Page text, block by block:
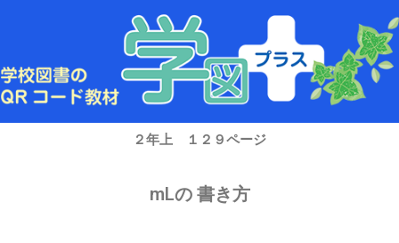
ス
キ
２年上 １２９ページ
mLの 書き方